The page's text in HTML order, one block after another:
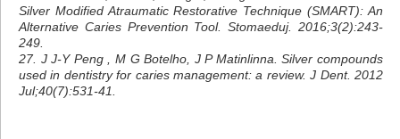
Silver Modified Atraumatic Restorative Technique (SMART): An
Alternative Caries Prevention Tool. Stomaeduj. 2016;3(2):243-
249.
27. J J-Y Peng , M G Botelho, J P Matinlinna. Silver compounds
used in dentistry for caries management: a review. J Dent. 2012
Jul;40(7):531-41.